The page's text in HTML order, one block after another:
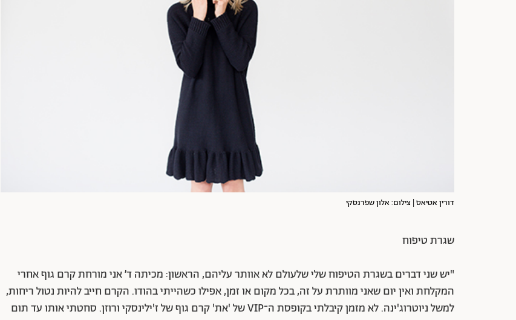
דורין אטיאס | צילום: אלון שפרנסקי
שגרת טיפוח
"יש שני דברים בשגרת הטיפוח שלי שלעולם לא אוותר עליהם, הראשון: מכיתה ד׳ אני מורחת קרם גוף אחרי
המקלחת ואין יום שאני מוותרת על זה, בכל מקום או זמן, אפילו כשהייתי בהודו. הקרם חייב להיות נטול ריחות,
למשל ניוטרוג'ינה. לא מזמן קיבלתי בקופסת ה־VIP של 'את' קרם גוף של ז'ילינסקי ורוזן. סחטתי אותו עד תום